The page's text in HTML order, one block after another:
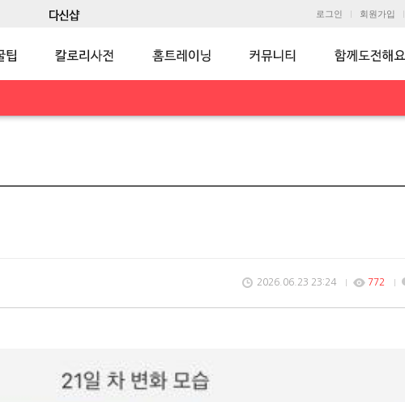
로그인 회원가입
2026.06.23 23:24 772